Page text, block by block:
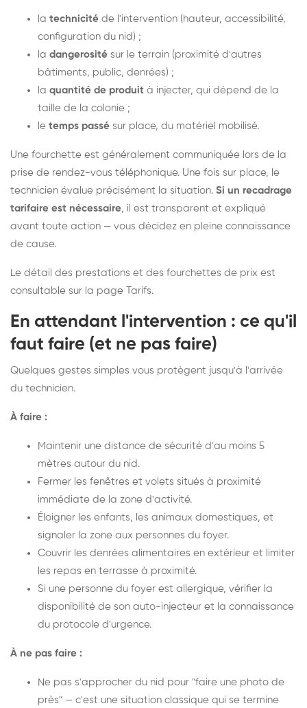
la technicité de l'intervention (hauteur, accessibilité,
configuration du nid) ;
la dangerosité sur le terrain (proximité d'autres
bâtiments, public, denrées) ;
la quantité de produit à injecter, qui dépend de la
taille de la colonie ;
le temps passé sur place, du matériel mobilisé.
Une fourchette est généralement communiquée lors de la
prise de rendez-vous téléphonique. Une fois sur place, le
technicien évalue précisément la situation. Si un recadrage
tarifaire est nécessaire, il est transparent et expliqué
avant toute action — vous décidez en pleine connaissance
de cause.
Le détail des prestations et des fourchettes de prix est
consultable sur la page Tarifs.
En attendant l'intervention : ce qu'il
faut faire (et ne pas faire)
Quelques gestes simples vous protègent jusqu'à l'arrivée
du technicien.
À faire :
Maintenir une distance de sécurité d'au moins 5
mètres autour du nid.
Fermer les fenêtres et volets situés à proximité
immédiate de la zone d'activité.
Éloigner les enfants, les animaux domestiques, et
signaler la zone aux personnes du foyer.
Couvrir les denrées alimentaires en extérieur et limiter
les repas en terrasse à proximité.
Si une personne du foyer est allergique, vérifier la
disponibilité de son auto-injecteur et la connaissance
du protocole d'urgence.
À ne pas faire :
Ne pas s'approcher du nid pour "faire une photo de
près" — c'est une situation classique qui se termine